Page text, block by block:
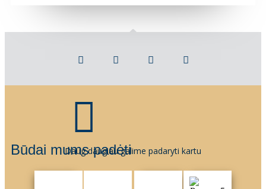
Būdai mums padėti
Daug daugiau galime padaryti kartu